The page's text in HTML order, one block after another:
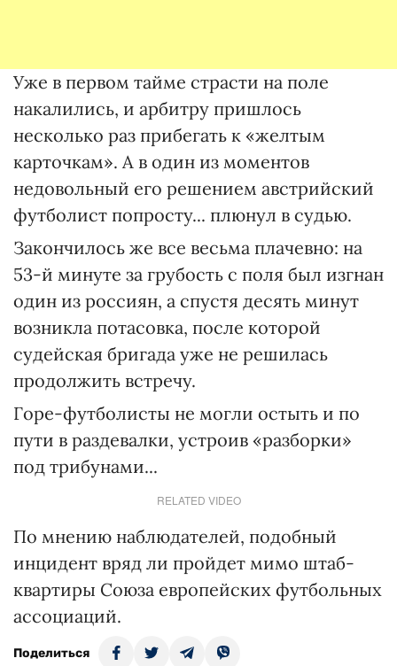
Уже в первом тайме страсти на поле
накалились, и арбитру пришлось
несколько раз прибегать к «желтым
карточкам». А в один из моментов
недовольный его решением австрийский
футболист попросту... плюнул в судью.
Закончилось же все весьма плачевно: на
53-й минуте за грубость с поля был изгнан
один из россиян, а спустя десять минут
возникла потасовка, после которой
судейская бригада уже не решилась
продолжить встречу.
Горе-футболисты не могли остыть и по
пути в раздевалки, устроив «разборки»
под трибунами...
RELATED VIDEO
По мнению наблюдателей, подобный
инцидент вряд ли пройдет мимо штаб-
квартиры Союза европейских футбольных
ассоциаций.
Поделиться